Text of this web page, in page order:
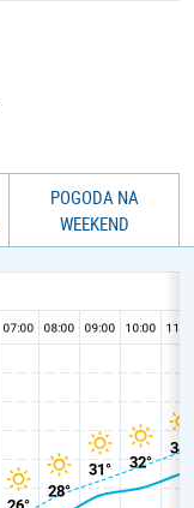
POGODA NA
WEEKEND